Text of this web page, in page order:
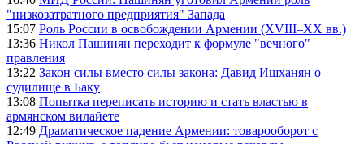
"низкозатратного предприятия" Запада
15:07 Роль России в освобождении Армении (XVIII–XX вв.)
13:36 Никол Пашинян переходит к формуле "вечного"
правления
13:22 Закон силы вместо силы закона: Давид Ишханян о
судилище в Баку
13:08 Попытка переписать историю и стать властью в
армянском вилайете
12:49 Драматическое падение Армении: товарооборот с